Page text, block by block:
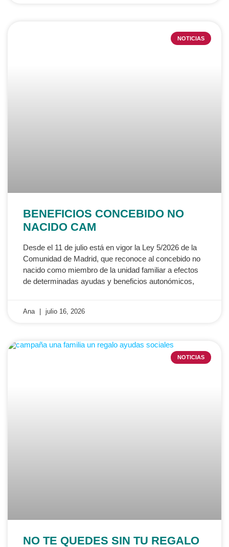
NOTICIAS
BENEFICIOS CONCEBIDO NO
NACIDO CAM
Desde el 11 de julio está en vigor la Ley 5/2026 de la
Comunidad de Madrid, que reconoce al concebido no
nacido como miembro de la unidad familiar a efectos
de determinadas ayudas y beneficios autonómicos,
Ana julio 16, 2026
NOTICIAS
NO TE QUEDES SIN TU REGALO